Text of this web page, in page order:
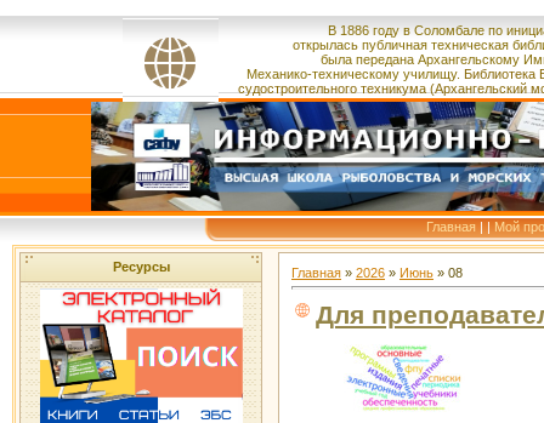
В 1886 году в Соломбале по
открылась публичная техническая
была переданаАрхангельскому
Механико-техническому училищу. Библиотека
судостроительноготехникума (Архангельский
Главная | | Мой
Ресурсы Главная » 2026 » Июнь » 08
Для